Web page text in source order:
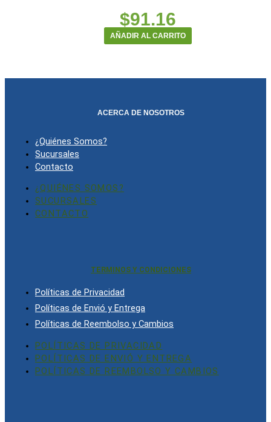
$91.16
AÑADIR AL CARRITO
ACERCA DE NOSOTROS
¿Quiénes Somos?
Sucursales
Contacto
¿QUIÉNES SOMOS?
SUCURSALES
CONTACTO
TERMINOS Y CONDICIONES
Políticas de Privacidad
Políticas de Envió y Entrega
Políticas de Reembolso y Cambios
POLÍTICAS DE PRIVACIDAD
POLÍTICAS DE ENVIÓ Y ENTREGA
POLÍTICAS DE REEMBOLSO Y CAMBIOS